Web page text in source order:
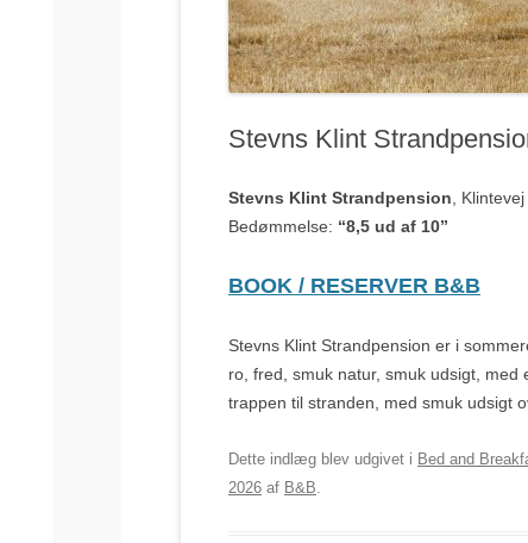
Stevns Klint
Stevns Klint Strandpension ,
Bedømmelse: “8,5 ud af 10”
BOOK / RESERVER B&B
Stevns Klint Strandpension er i
ro, fred, smuk natur, smuk udsigt,
trappen til stranden, med smuk udsigt
Dette indlæg blev udgivet i Bed and
2026 af B&B.